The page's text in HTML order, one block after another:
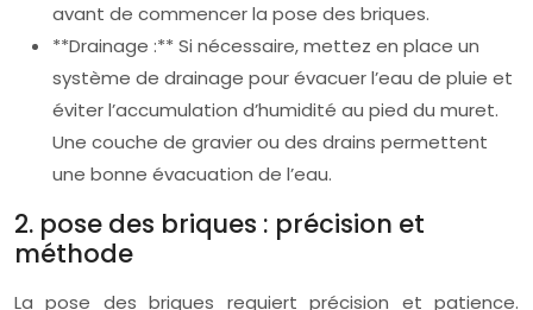
avant de commencer la pose des briques.
**Drainage :** Si nécessaire, mettez en place un
système de drainage pour évacuer l’eau de pluie et
éviter l’accumulation d’humidité au pied du muret.
Une couche de gravier ou des drains permettent
une bonne évacuation de l’eau.
2. pose des briques : précision et
méthode
La pose des briques requiert précision et patience.